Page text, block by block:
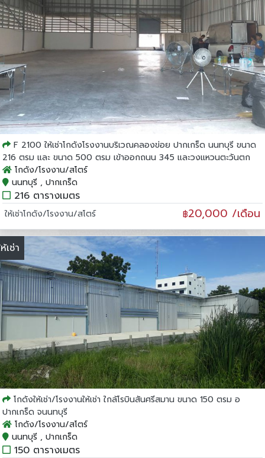
F 2100 ให้เช่าโกดังโรงงานบริเวณคลองข่อย ปากเกร็ด นนทบุรี ขนาด
216 ตรม และ ขนาด 500 ตรม เข้าออกถนน 345 และวงแหวนตะวันตก
โกดัง/โรงงาน/สโตร์
นนทบุรี , ปากเกร็ด
216 ตารางเมตร
ให้เช่าโกดัง/โรงงาน/สโตร์ ฿20,000 /เดือน
เช่า
โกดังให้เช่า/โรงงานให้เช่า ใกล้โรบินสันศรีสมาน ขนาด 150 ตรม อ
ปากเกร็ด จนนทบุรี
โกดัง/โรงงาน/สโตร์
นนทบุรี , ปากเกร็ด
150 ตารางเมตร